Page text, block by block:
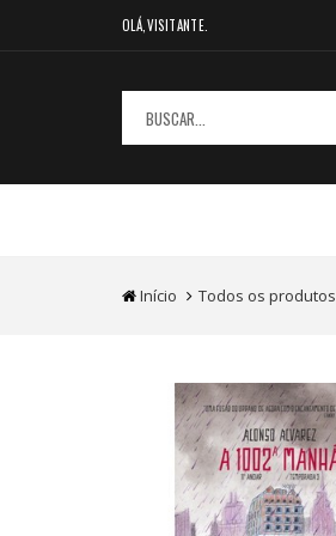
OLÁ,VISITANTE.
Início Todos os produtos